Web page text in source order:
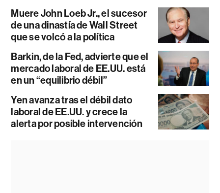
Muere John Loeb Jr., el sucesor
de una dinastía de Wall Street
que se volcó a la política
Barkin, de la Fed, advierte que el
mercado laboral de EE.UU. está
en un “equilibrio débil”
Yen avanza tras el débil dato
laboral de EE.UU. y crece la
alerta por posible intervención